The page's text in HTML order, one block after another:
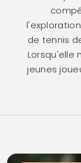
de tennis
Lorsqu'elle
jeunes